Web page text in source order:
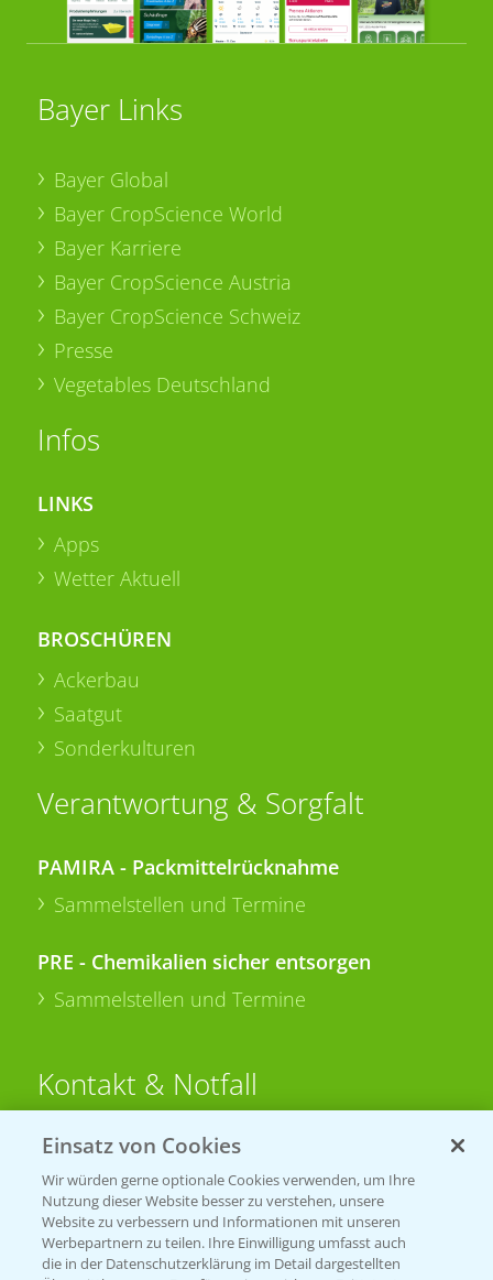
Bayer Links
Bayer Global
Bayer CropScience World
Bayer Karriere
Bayer CropScience Austria
Bayer CropScience Schweiz
Presse
Vegetables Deutschland
Infos
LINKS
Apps
Wetter Aktuell
BROSCHÜREN
Ackerbau
Saatgut
Sonderkulturen
Verantwortung & Sorgfalt
PAMIRA - Packmittelrücknahme
Sammelstellen und Termine
PRE - Chemikalien sicher entsorgen
Sammelstellen und Termine
Kontakt & Notfall
Beratung auf WhatsApp
T.+49 (0)174 346 564 1
KONTAKT
Einsatz von Cookies
Wir würden gerne optionale Cookies verwenden, um Ihre
Nutzung dieser Website besser zu verstehen, unsere
Website zu verbessern und Informationen mit unseren
Werbepartnern zu teilen. Ihre Einwilligung umfasst auch
die in der Datenschutzerklärung im Detail dargestellten